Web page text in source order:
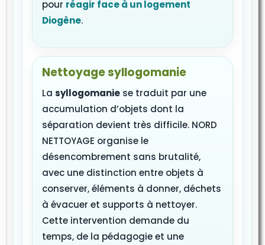
pour réagir face à un logement
Diogène.
Nettoyage syllogomanie
Lasyllogomanie se traduit par une
accumulation d’objets dont la
séparation devient très difficile. NORD
NETTOYAGE organise le
désencombrement sans brutalité,
avec une distinction entre objets à
conserver, éléments à donner, déchets
à évacuer et supports à nettoyer.
Cette intervention demande du
temps, de la pédagogie et une